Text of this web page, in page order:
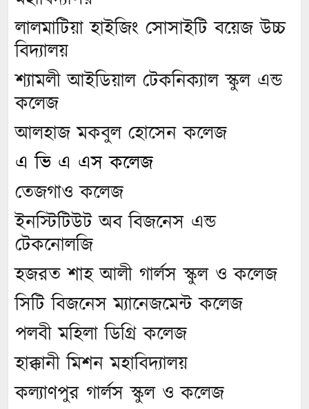
লালমাটিয়া হাইজিং সোসাইটি বয়েজ উচ্চ
বিদ্যালয়
শ্যামলী আইডিয়াল টেকনিক্যাল স্কুল এন্ড
কলেজ
আলহাজ মকবুল হোসেন কলেজ
এ ভি এ এস কলেজ
তেজগাও কলেজ
ইনস্টিটিউট অব বিজনেস এন্ড
টেকনোলজি
হজরত শাহ আলী গার্লস স্কুল ও কলেজ
সিটি বিজনেস ম্যানেজমেন্ট কলেজ
পলবী মহিলা ডিগ্রি কলেজ
হাক্কানী মিশন মহাবিদ্যালয়
কল্যাণপুর গার্লস স্কুল ও কলেজ